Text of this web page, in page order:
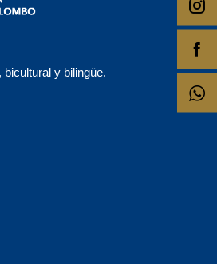
bicultural y bilingüe.